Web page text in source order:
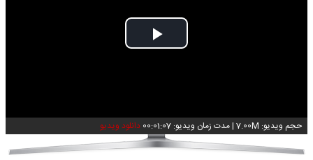
Play
حجم ویدیو: 7.00M |مدت زمان ویدیو: 00:01:07 دانلود ویدیو